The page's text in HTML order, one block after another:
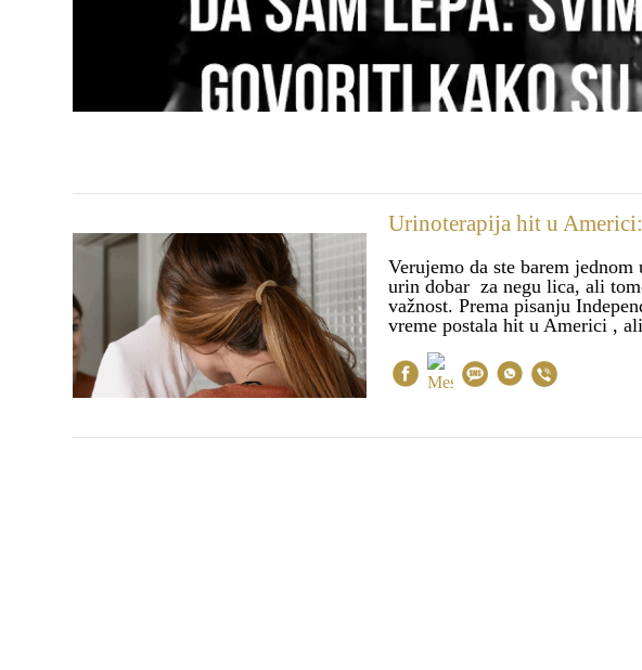
Urinoterapija hit u
Verujemo da ste barem
urin dobar za negu lica, ali
važnost. Prema pisanju
vreme postala hit u Americi ,